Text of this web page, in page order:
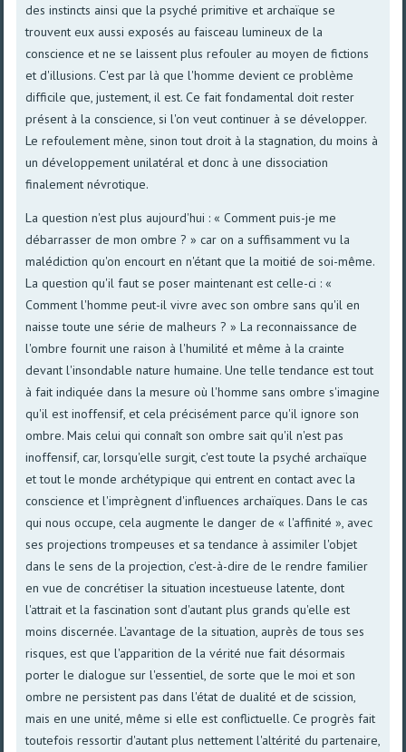
des instincts ainsi que la psyché primitive et archaïque se
trouvent eux aussi exposés au faisceau lumineux de la
conscience et ne se laissent plus refouler au moyen de fictions
et d'illusions. C'est par là que l'homme devient ce problème
difficile que, justement, il est. Ce fait fondamental doit rester
présent à la conscience, si l'on veut continuer à se développer.
Le refoulement mène, sinon tout droit à la stagnation, du moins à
un développement unilatéral et donc à une dissociation
finalement névrotique.
La question n'est plus aujourd'hui : « Comment puis-je me
débarrasser de mon ombre ? » car on a suffisamment vu la
malédiction qu'on encourt en n'étant que la moitié de soi-même.
La question qu'il faut se poser maintenant est celle-ci : «
Comment l'homme peut-il vivre avec son ombre sans qu'il en
naisse toute une série de malheurs ? » La reconnaissance de
l'ombre fournit une raison à l'humilité et même à la crainte
devant l'insondable nature humaine. Une telle tendance est tout
à fait indiquée dans la mesure où l'homme sans ombre s'imagine
qu'il est inoffensif, et cela précisément parce qu'il ignore son
ombre. Mais celui qui connaît son ombre sait qu'il n'est pas
inoffensif, car, lorsqu'elle surgit, c'est toute la psyché archaïque
et tout le monde archétypique qui entrent en contact avec la
conscience et l'imprègnent d'influences archaïques. Dans le cas
qui nous occupe, cela augmente le danger de « l'affinité », avec
ses projections trompeuses et sa tendance à assimiler l'objet
dans le sens de la projection, c'est-à-dire de le rendre familier
en vue de concrétiser la situation incestueuse latente, dont
l'attrait et la fascination sont d'autant plus grands qu'elle est
moins discernée. L'avantage de la situation, auprès de tous ses
risques, est que l'apparition de la vérité nue fait désormais
porter le dialogue sur l'essentiel, de sorte que le moi et son
ombre ne persistent pas dans l'état de dualité et de scission,
mais en une unité, même si elle est conflictuelle. Ce progrès fait
toutefois ressortir d'autant plus nettement l'altérité du partenaire,